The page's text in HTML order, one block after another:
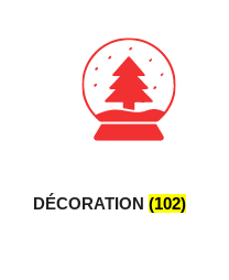
DÉCORATION (102)